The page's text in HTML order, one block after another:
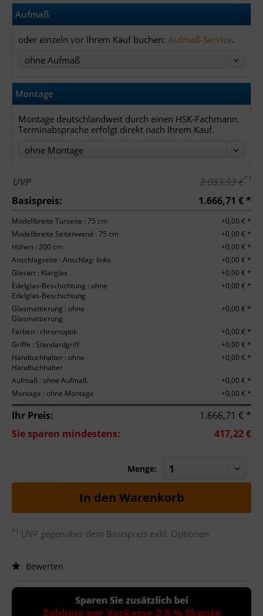
Aufmaß
oder einzeln vor Ihrem Kauf buchen: Aufmaß-Service.
Montage
Montage deutschlandweit durch einen HSK-Fachmann.
Terminabsprache erfolgt direkt nach Ihrem Kauf.
UVP 2.083,93 €*1
Basispreis: 1.666,71 € *
Modellbreite Türseite : 75 cm
+0,00 € *
Modellbreite Seitenwand : 75 cm
+0,00 € *
Höhen : 200 cm
+0,00 € *
Anschlagseite : Anschlag: links
+0,00 € *
Glasart : Klarglas
+0,00 € *
Edelglas-Beschichtung : ohne
Edelglas-Beschichtung
+0,00 € *
Glasmattierung : ohne
Glasmattierung
+0,00 € *
Farben : chromoptik
+0,00 € *
Griffe : Standardgriff
+0,00 € *
Handtuchhalter : ohne
Handtuchhalter
+0,00 € *
Aufmaß : ohne Aufmaß
+0,00 € *
Montage : ohne Montage
+0,00 € *
Ihr Preis:
1.666,71 € *
Sie sparen mindestens:
417,22 €
Menge:
In den Warenkorb
*1 UVP gegenüber dem Basispreis exkl. Optionen
Bewerten